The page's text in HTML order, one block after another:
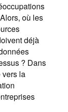
où les
déjà
? Dans
vers la